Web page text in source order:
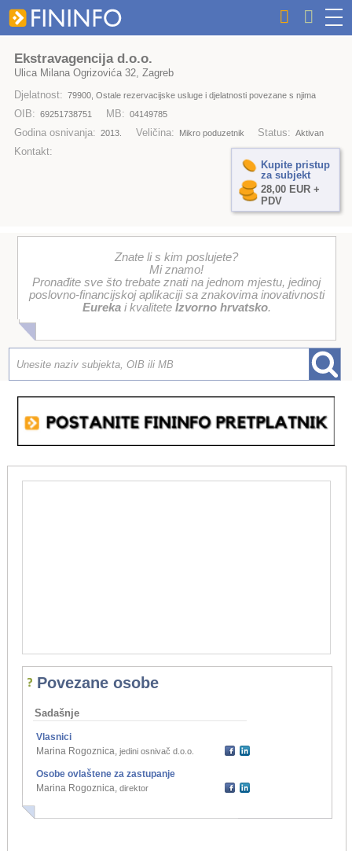
Ekstravagencija d.o.o.
Ulica Milana Ogrizovića 32, Zagreb
Djelatnost: 79900, Ostale rezervacijske usluge i djelatnosti povezane s njima
OIB: 69251738751 MB: 04149785
Godina osnivanja: 2013. Veličina: Mikro poduzetnik Status: Aktivan
Kontakt:
Kupite pristup
za subjekt
28,00 EUR +
PDV
Znate li s kim poslujete?
Mi znamo!
Pronađite sve što trebate znati na jednom mjestu, jedinoj
poslovno-financijskoj aplikaciji sa znakovima inovativnosti
Eurekai kvalitete Izvorno hrvatsko.
Povezane osobe
Sadašnje
Vlasnici
Marina Rogoznica, jedini osnivač d.o.o.
Osobe ovlaštene za zastupanje
Marina Rogoznica, direktor